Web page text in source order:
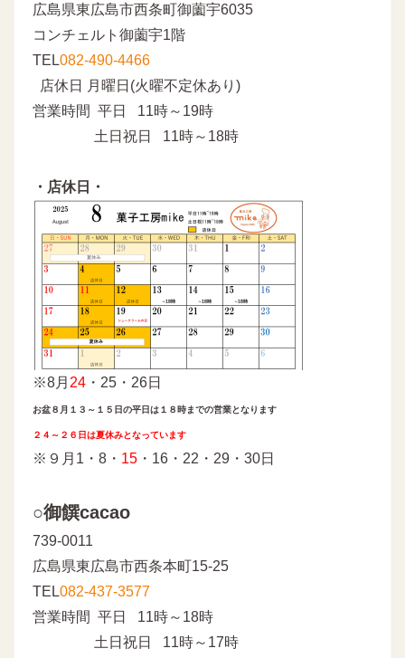
広島県東広島市西条町御薗宇6035
コンチェルト御薗宇1階
TEL082-490-4466
店休日 月曜日(火曜不定休あり)
営業時間 平日 11時～19時
土日祝日 11時～18時
・店休日・
※8月 24 ・25・26日
お盆８月１３～１５日の平日は１８時までの営業となります
２４～２６日は夏休みとなっています
※９月1・8・ 15 ・16・22・29・30日
○御饌cacao
739-0011
広島県東広島市西条本町15-25
TEL082-437-3577
営業時間 平日 11時～18時
土日祝日 11時～17時